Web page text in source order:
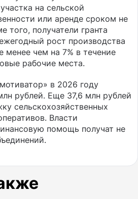
на сельской
или аренде сроком не
того, получатели гранта
рост производства
менее чем на 7% в течение
рабочие места.
в 2026 году
рублей. Еще 37,6 млн рублей
сельскохозяйственных
Власти
помощь получат не